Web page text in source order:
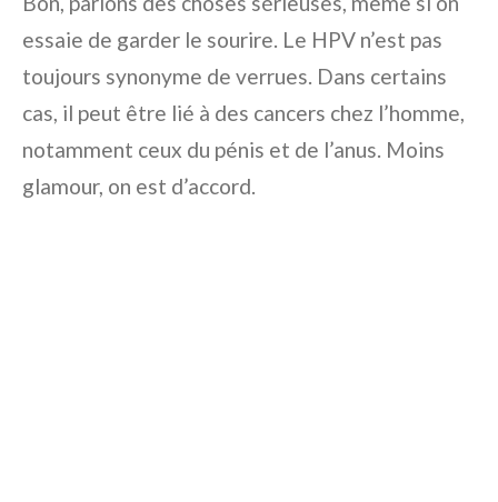
essaie de garder le sourire. Le HPV n’est pas
toujours synonyme de verrues. Dans certains
cas, il peut être lié à des cancers chez l’homme,
notamment ceux du pénis et de l’anus. Moins
glamour, on est d’accord.